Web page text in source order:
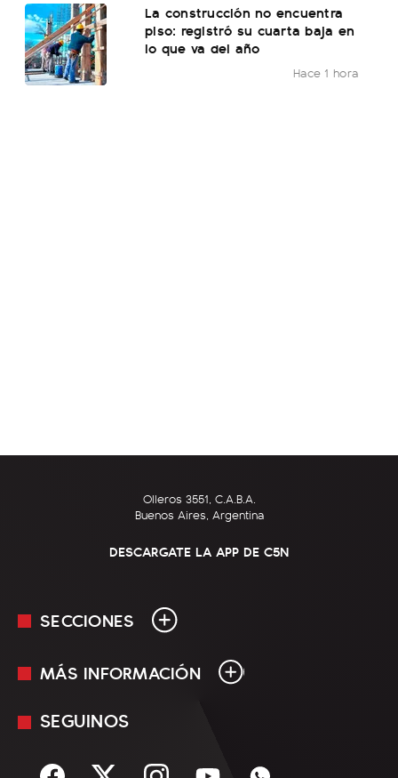
La construcción no encuentra
piso: registró su cuarta baja en
lo que va del año
Hace 1 hora
Olleros 3551, C.A.B.A.
Buenos Aires, Argentina
DESCARGATE LA APP DE C5N
SECCIONES
En Vivo
Sociedad
MÁS INFORMACIÓN
Mediakit
Términos y condiciones
SEGUINOS